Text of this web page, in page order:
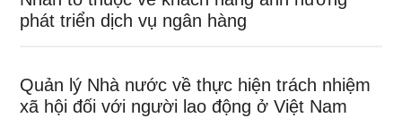
phát triển dịch vụ ngân hàng
Quản lý Nhà nước về thực hiện trách nhiệm
xã hội đối với người lao động ở Việt Nam